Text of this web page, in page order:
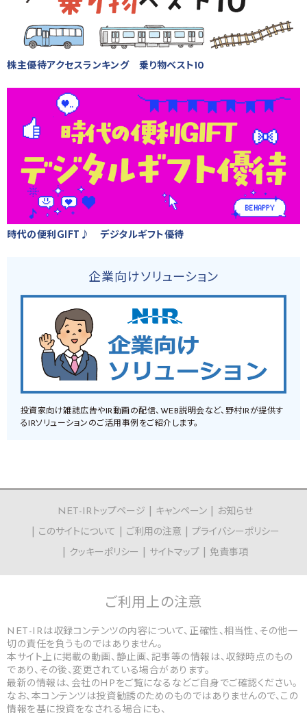
株主優待アクセスランキング 乗り物ベスト10
時代の便利GIFT♪ デジタルギフト優待
企業向けソリューション
投資家向け雑誌広告やIR動画の配信、WEB説明会など、野村IRが提供す
るIRソリューションのご活用事例をご紹介します。
NET-IRトップページ キャンペーン
お知らせ
このサイトについて
ご利用の注意
プライバシーポリシー
クッキーポリシー
サイトマップ 免責事項
ご利用上の注意
NET-IRは収録コンテンツの内容について、正確性、相当性、その他一
切の責任を負うものではありません。
本サイト上に掲載の動画、静止画、記事等の情報は、収録時点のもの
であり、その後、変更されている場合があります。
最新の情報は、会社のHPをご覧になるなどご自身でご確認ください。
なお、本コンテンツは投資勧誘のためのものではありませんので、この
情報を基に投資をなされる場合にも、